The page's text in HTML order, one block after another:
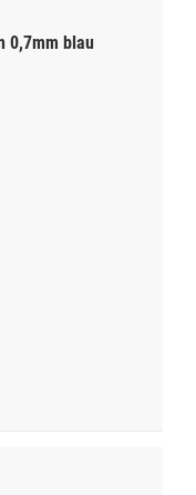
0,7mm blau